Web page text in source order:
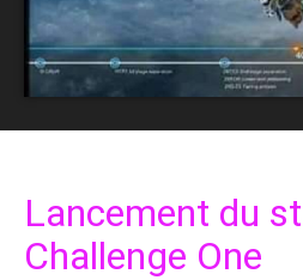
Lancement du
Challenge One